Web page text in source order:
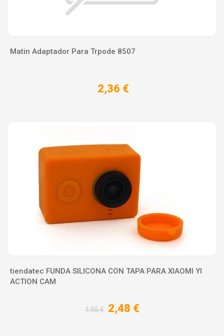
Matin Adaptador Para Trpode 8507
2,36 €
tiendatec FUNDA SILICONA CON TAPA PARA XIAOMI YI
ACTION CAM
4,95 € 2,48 €